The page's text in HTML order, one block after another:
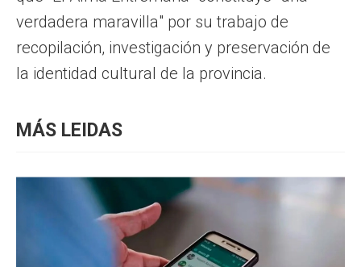
verdadera maravilla" por su trabajo de
recopilación, investigación y preservación de
la identidad cultural de la provincia.
MÁS LEIDAS